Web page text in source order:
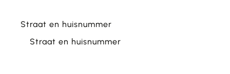
Straat en huisnummer